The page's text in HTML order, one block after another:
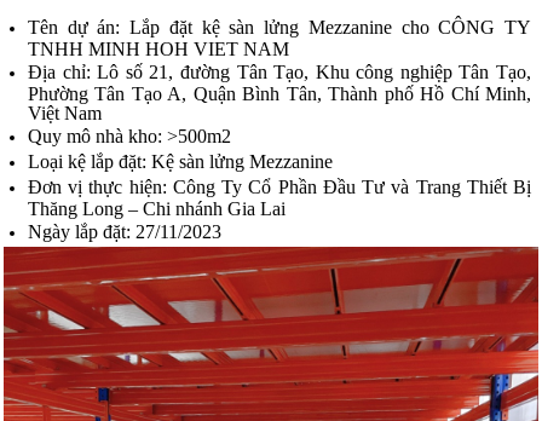
Tên dự án: Lắp đặt kệ sàn lửng Mezzanine cho CÔNG TY
TNHH MINH HOH VIET NAM
Địa chỉ: Lô số 21, đường Tân Tạo, Khu công nghiệp Tân Tạo,
Phường Tân Tạo A, Quận Bình Tân, Thành phố Hồ Chí Minh,
Việt Nam
Quy mô nhà kho: >500m2
Loại kệ lắp đặt: Kệ sàn lửng Mezzanine
Đơn vị thực hiện: Công Ty Cổ Phần Đầu Tư và Trang Thiết Bị
Thăng Long – Chi nhánh Gia Lai
Ngày lắp đặt: 27/11/2023